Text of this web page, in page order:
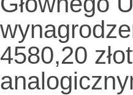
4580,20